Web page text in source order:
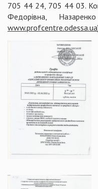
705 44 24, 705 44 03.
Федорівна,
www.profcentre.odessa.ua